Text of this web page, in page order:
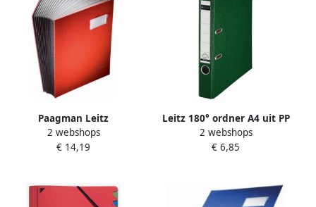
Paagman Leitz
handtekenmap 20 vakken
rood
2 webshops
€ 14,19
Leitz 180° ordner A4 uit PP
rug van 5 cm groen
2 webshops
€ 6,85